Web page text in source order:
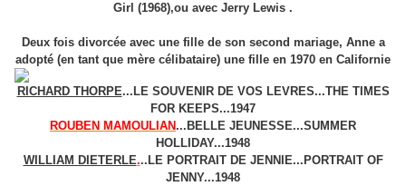
Girl (1968),ou avec Jerry Lewis .
Deux fois divorcée avec une fille de son second mariage, Anne a
adopté (en tant que mère célibataire) une fille en 1970 en Californie
RICHARD THORPE...LE SOUVENIR DE VOS LEVRES...THE TIMES
FOR KEEPS...1947
ROUBEN MAMOULIAN...BELLE JEUNESSE...SUMMER
HOLLIDAY...1948
WILLIAM DIETERLE...LE PORTRAIT DE JENNIE...PORTRAIT OF
JENNY...1948